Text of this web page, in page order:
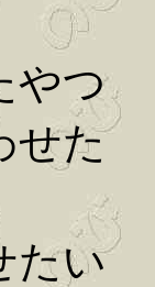
やつ
せた
たい